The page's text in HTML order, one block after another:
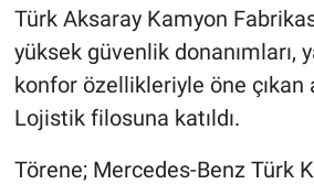
Türk Aksaray Kamyon
yüksek güvenlik donanımları,
konfor özellikleriyle öne çıkan
Lojistik filosuna katıldı.
Törene; Mercedes-Benz Türk